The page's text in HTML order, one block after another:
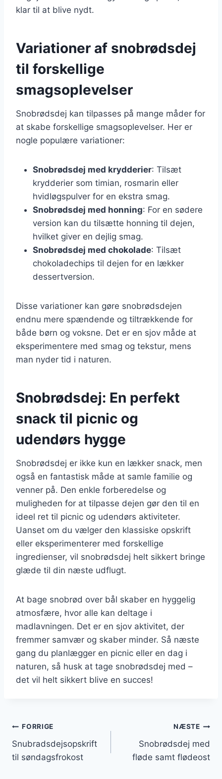
klar til at blive nydt.
Variationer af snobrødsdej
til forskellige
smagsoplevelser
Snobrødsdej kan tilpasses på mange måder for
at skabe forskellige smagsoplevelser. Her er
nogle populære variationer:
Snobrødsdej med krydderier: Tilsæt
krydderier som timian, rosmarin eller
hvidløgspulver for en ekstra smag.
Snobrødsdej med honning: For en sødere
version kan du tilsætte honning til dejen,
hvilket giver en dejlig smag.
Snobrødsdej med chokolade: Tilsæt
chokoladechips til dejen for en lækker
dessertversion.
Disse variationer kan gøre snobrødsdejen
endnu mere spændende og tiltrækkende for
både børn og voksne. Det er en sjov måde at
eksperimentere med smag og tekstur, mens
man nyder tid i naturen.
Snobrødsdej: En perfekt
snack til picnic og
udendørs hygge
Snobrødsdej er ikke kun en lækker snack, men
også en fantastisk måde at samle familie og
venner på. Den enkle forberedelse og
muligheden for at tilpasse dejen gør den til en
ideel ret til picnic og udendørs aktiviteter.
Uanset om du vælger den klassiske opskrift
eller eksperimenterer med forskellige
ingredienser, vil snobrødsdej helt sikkert bringe
glæde til din næste udflugt.
At bage snobrød over bål skaber en hyggelig
atmosfære, hvor alle kan deltage i
madlavningen. Det er en sjov aktivitet, der
fremmer samvær og skaber minder. Så næste
gang du planlægger en picnic eller en dag i
naturen, så husk at tage snobrødsdej med –
det vil helt sikkert blive en succes!
Indlægsnavigation
FORRIGE
Snubradsdejsopskrift
til søndagsfrokost
NÆSTE
Snobrødsdej med
fløde samt flødeost